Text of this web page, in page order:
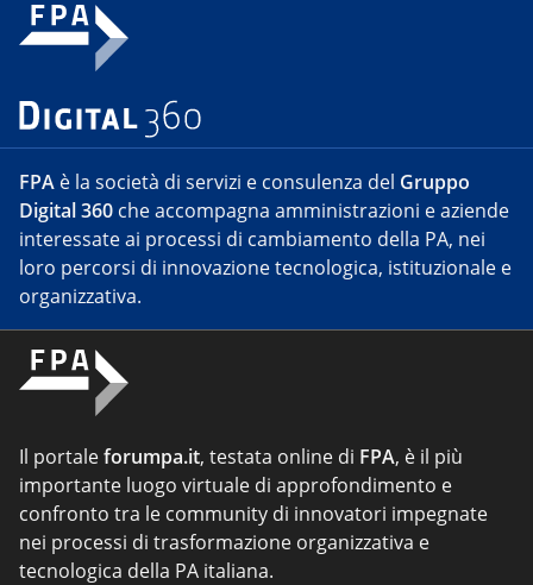
FPA è la società di servizi e consulenza del Gruppo
Digital 360 che accompagna amministrazioni e aziende
interessate ai processi di cambiamento della PA, nei
loro percorsi di innovazione tecnologica, istituzionale e
organizzativa.
Il portaleforumpa.it, testata online di FPA, è il più
importante luogo virtuale di approfondimento e
confronto tra le community di innovatori impegnate
nei processi di trasformazione organizzativa e
tecnologica della PA italiana.